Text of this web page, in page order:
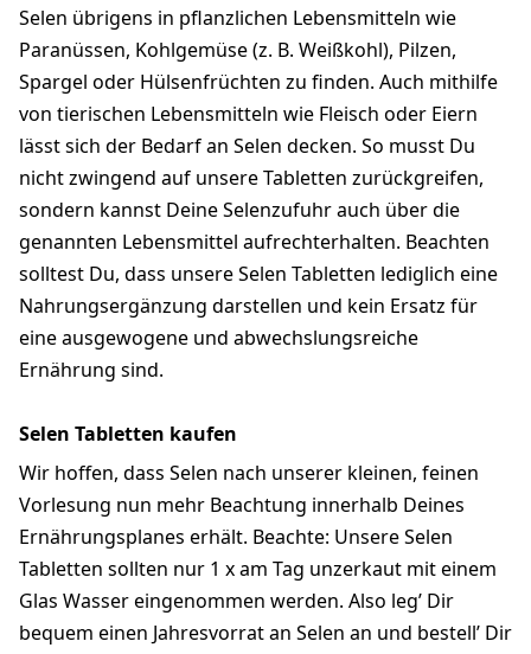
Selen übrigens in pflanzlichen Lebensmitteln wie
Paranüssen, Kohlgemüse (z. B. Weißkohl), Pilzen,
Spargel oder Hülsenfrüchten zu finden. Auch mithilfe
von tierischen Lebensmitteln wie Fleisch oder Eiern
lässt sich der Bedarf an Selen decken. So musst Du
nicht zwingend auf unsere Tabletten zurückgreifen,
sondern kannst Deine Selenzufuhr auch über die
genannten Lebensmittel aufrechterhalten. Beachten
solltest Du, dass unsere Selen Tabletten lediglich eine
Nahrungsergänzung darstellen und kein Ersatz für
eine ausgewogene und abwechslungsreiche
Ernährung sind.
Selen Tabletten kaufen
Wir hoffen, dass Selen nach unserer kleinen, feinen
Vorlesung nun mehr Beachtung innerhalb Deines
Ernährungsplanes erhält. Beachte: Unsere Selen
Tabletten sollten nur 1 x am Tag unzerkaut mit einem
Glas Wasser eingenommen werden. Also leg’ Dir
bequem einen Jahresvorrat an Selen an und bestell’ Dir